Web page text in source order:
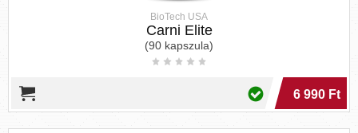
BioTech USA
Carni Elite
(90 kapszula)
6 990 Ft